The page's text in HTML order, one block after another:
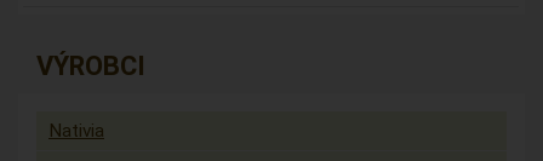
VÝROBCI
Nativia